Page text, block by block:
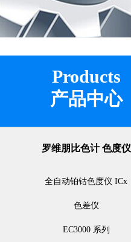
Products
产品中心
罗维朋比色计 色度仪
全自动铂钴色度仪 ICx
色差仪
EC3000 系列